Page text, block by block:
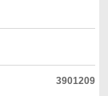
3901209